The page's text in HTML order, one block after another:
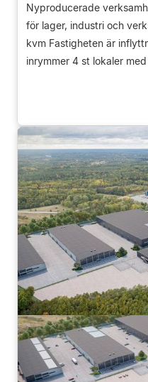
Nyproducerade
för lager, industri och
kvm Fastigheten är
inrymmer 4 st lokaler